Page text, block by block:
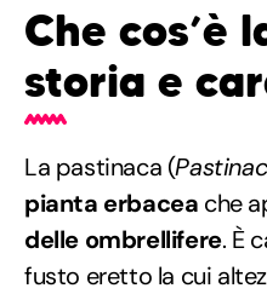
Che cos’è
storia e
La pastinaca (
pianta erbacea che
delle ombrellifere. È
fusto eretto la cui